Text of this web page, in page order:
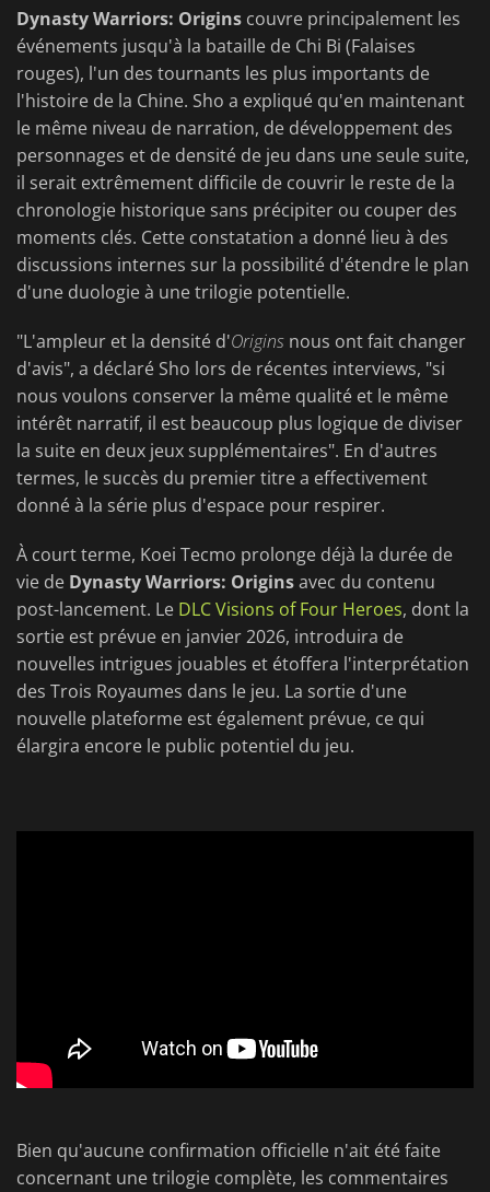
Dynasty Warriors: Origins couvre principalement les
événements jusqu'à la bataille de Chi Bi (Falaises
rouges), l'un des tournants les plus importants de
l'histoire de la Chine. Sho a expliqué qu'en maintenant
le même niveau de narration, de développement des
personnages et de densité de jeu dans une seule suite,
il serait extrêmement difficile de couvrir le reste de la
chronologie historique sans précipiter ou couper des
moments clés. Cette constatation a donné lieu à des
discussions internes sur la possibilité d'étendre le plan
d'une duologie à une trilogie potentielle.
"L'ampleur et la densité d'Origins nous ont fait changer
d'avis", a déclaré Sho lors de récentes interviews, "si
nous voulons conserver la même qualité et le même
intérêt narratif, il est beaucoup plus logique de diviser
la suite en deux jeux supplémentaires". En d'autres
termes, le succès du premier titre a effectivement
donné à la série plus d'espace pour respirer.
À court terme, Koei Tecmo prolonge déjà la durée de
vie de Dynasty Warriors: Originsavec du contenu
post-lancement. Le DLC Visions of Four Heroes, dont la
sortie est prévue en janvier 2026, introduira de
nouvelles intrigues jouables et étoffera l'interprétation
des Trois Royaumes dans le jeu. La sortie d'une
nouvelle plateforme est également prévue, ce qui
élargira encore le public potentiel du jeu.
Bien qu'aucune confirmation officielle n'ait été faite
concernant une trilogie complète, les commentaires